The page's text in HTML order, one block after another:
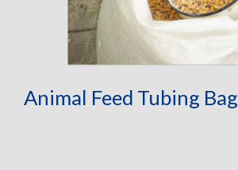
Animal Feed Tubing Bag